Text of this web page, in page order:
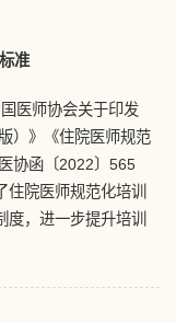
准
医师协会关于印发
）》《住院医师规范
协函〔2022〕565
院医师规范化培训
，进一步提升培训